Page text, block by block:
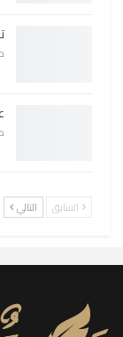
السابق التالي